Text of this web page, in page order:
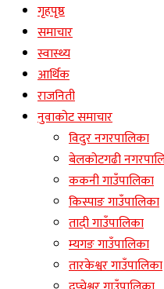
गृहपृष्ठ
समाचार
स्वास्थ्य
आर्थिक
राजनिती
नुवाकोट समाचार
विदुर नगरपालिका
बेलकोटगढी
ककनी गाउँपालिका
किस्पाङ गाउँपालिका
तादी गाउँपालिका
म्यगङ गाउँपालिका
तारकेश्वर गाउँपालिका